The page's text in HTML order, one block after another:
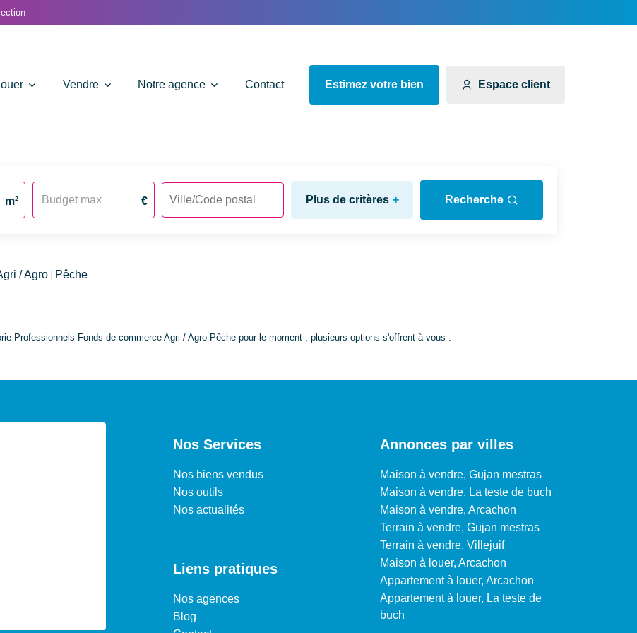
Vendre Notre agence Contact Estimez votre bien Espace client
m² € Plus de critères + Recherche
/ Agro Pêche
Professionnels Fonds de commerce Agri / Agro Pêche pour le moment , plusieurs options s'offrent à vous :
Nos Services
Nos biens vendus
Nos outils
Nos actualités
Liens pratiques
Nos agences
Blog
Annonces par villes
Maison à vendre, Gujan mestras
Maison à vendre, La teste de buch
Maison à vendre, Arcachon
Terrain à vendre, Gujan mestras
Terrain à vendre, Villejuif
Maison à louer, Arcachon
Appartement à louer, Arcachon
Appartement à louer, La teste de
buch